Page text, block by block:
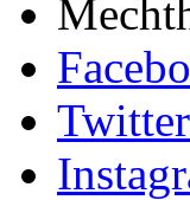
Twitter